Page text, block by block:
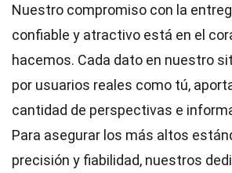
Nuestro compromiso con la
confiable y atractivo está en el
hacemos. Cada dato en nuestro
por usuarios reales como tú,
cantidad de perspectivas e
Para asegurar los más altos
precisión y fiabilidad, nuestros